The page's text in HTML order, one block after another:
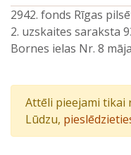
2942. fonds Rīgas
2. uzskaites saraksta
Bornes ielas Nr. 8
Attēli pieejami tikai
Lūdzu,